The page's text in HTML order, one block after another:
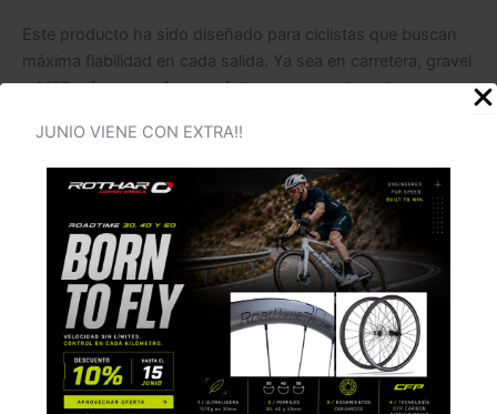
JUNIO VIENE CON EXTRA!!
Este producto ha sido diseñado para ciclistas que buscan
máxima fiabilidad en cada salida. Ya sea en carretera, gravel
o MTB, ofrece unabarrera interna que protege tus
garantizando unrendimiento óptimo en cualquier terreno
Instálalo fácilmente y olvídate de los sustos en ruta.Más
protección, más confianza, más kilómetros.
Características principales:
Previene pinchazos
y cortes gracias a su sistema de
protección interna
Refuerza la estructura del neumático, aportando más